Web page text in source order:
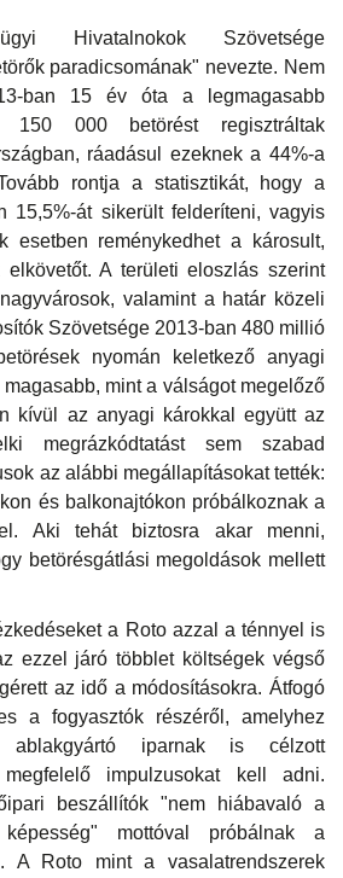
Hivatalnokok Szövetsége
paradicsomának" nevezte. Nem
ban 15 év óta a legmagasabb
150 000 betörést regisztráltak
ráadásul ezeknek a 44%-a
rontja a statisztikát, hogy a
15,5%-át sikerült felderíteni, vagyis
esetben reménykedhet a károsult,
elkövetőt. A területi eloszlás szerint
valamint a határ közeli
Szövetsége 2013-ban 480 millió
nyomán keletkező anyagi
mint a válságot megelőző
kívül az anyagi károkkal együtt az
megrázkódtatást sem szabad
az alábbi megállapításokat tették:
és balkonajtókon próbálkoznak a
Aki tehát biztosra akar menni,
betörésgátlási megoldások mellett
a Roto azzal a ténnyel is
ezzel járó többlet költségek végső
az idő a módosításokra. Átfogó
a fogyasztók részéről, amelyhez
ablakgyártó iparnak is célzott
megfelelő impulzusokat kell adni.
beszállítók "nem hiábavaló a
mottóval próbálnak a
A Roto mint a vasalatrendszerek